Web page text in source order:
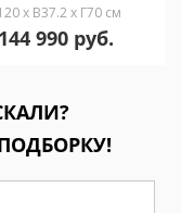
x В37.2 x Г70 см
144 990 руб.